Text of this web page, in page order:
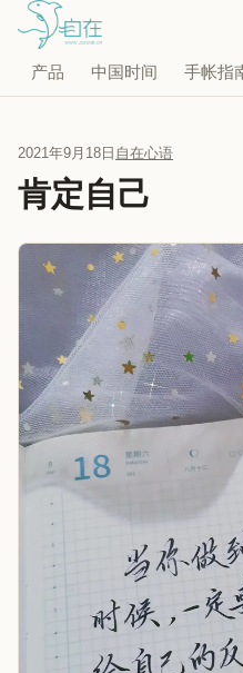
产品 中国时间 手帐指
2021年9月18日 自在心语
肯定自己